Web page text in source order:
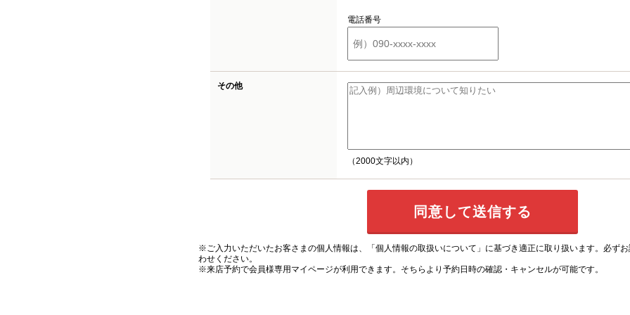
電話番号
その他
（2000文字以内）
※ご入力いただいたお客さまの個人情報は、 「個人情報の取扱いについて」 に基づき適正に取り扱います。必ず
わせください。
※来店予約で会員様専用マイページが利用できます。そちらより予約日時の確認・キャンセルが可能です。